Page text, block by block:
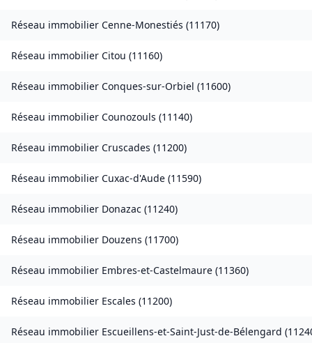
Réseau immobilier Cenne-Monestiés (11170)
Réseau immobilier Citou (11160)
Réseau immobilier Conques-sur-Orbiel (11600)
Réseau immobilier Counozouls (11140)
Réseau immobilier Cruscades (11200)
Réseau immobilier Cuxac-d'Aude (11590)
Réseau immobilier Donazac (11240)
Réseau immobilier Douzens (11700)
Réseau immobilier Embres-et-Castelmaure (11360)
Réseau immobilier Escales (11200)
Réseau immobilier Escueillens-et-Saint-Just-de-Bélengard (